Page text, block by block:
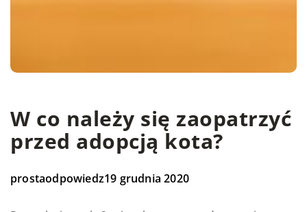
W co należy się zaopatrzyć
przed adopcją kota?
prostaodpowiedz19 grudnia 2020